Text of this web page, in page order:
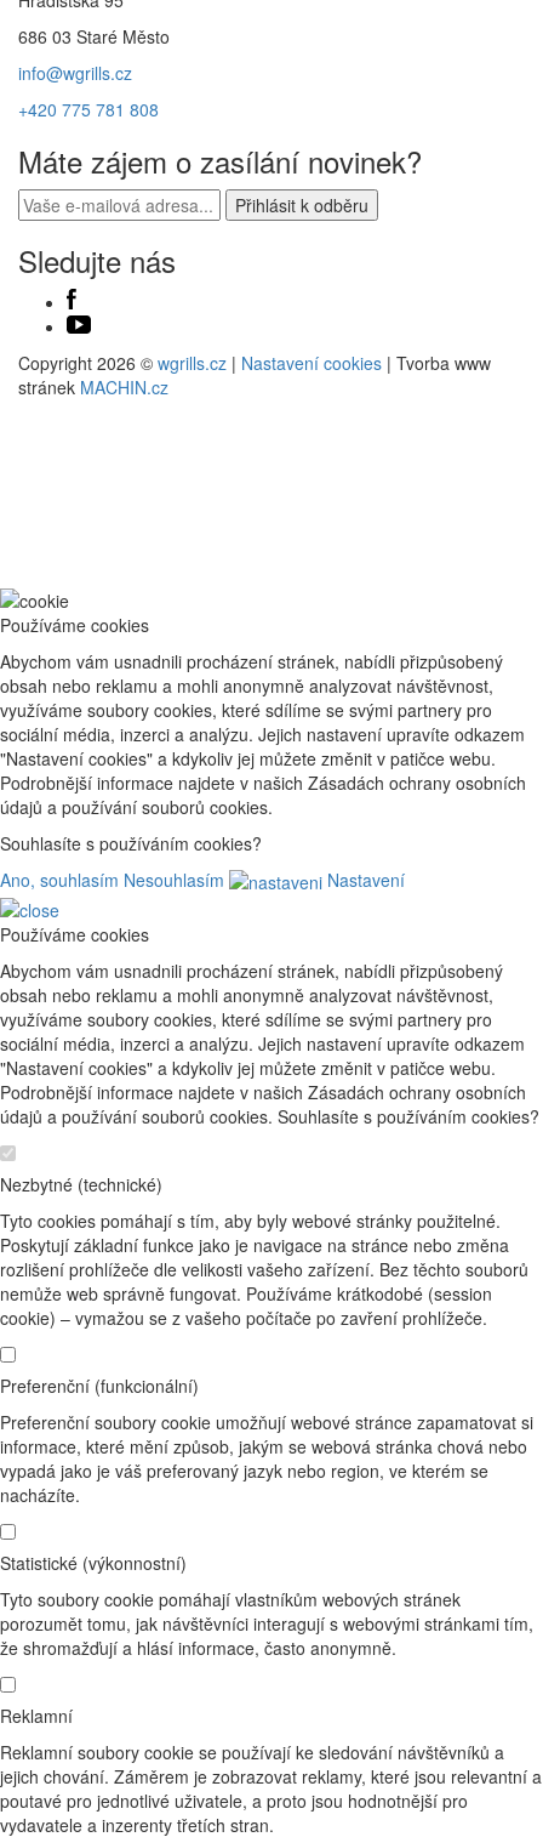
686 03 Staré Město
info@wgrills.cz
+420 775 781 808
Máte zájem o zasílání novinek?
Sledujte nás
Copyright 2026 © wgrills.cz | Nastavení cookies | Tvorba www
stránek MACHIN.cz
Používáme cookies
Abychom vám usnadnili procházení stránek, nabídli přizpůsobený
obsah nebo reklamu a mohli anonymně analyzovat návštěvnost,
využíváme soubory cookies, které sdílíme se svými partnery pro
sociální média, inzerci a analýzu. Jejich nastavení upravíte odkazem
"Nastavení cookies" a kdykoliv jej můžete změnit v patičce webu.
Podrobnější informace najdete v našich Zásadách ochrany osobních
údajů a používání souborů cookies.
Souhlasíte s používáním cookies?
Ano, souhlasím Nesouhlasím Nastavení
Používáme cookies
Abychom vám usnadnili procházení stránek, nabídli přizpůsobený
obsah nebo reklamu a mohli anonymně analyzovat návštěvnost,
využíváme soubory cookies, které sdílíme se svými partnery pro
sociální média, inzerci a analýzu. Jejich nastavení upravíte odkazem
"Nastavení cookies" a kdykoliv jej můžete změnit v patičce webu.
Podrobnější informace najdete v našich Zásadách ochrany osobních
údajů a používání souborů cookies. Souhlasíte s používáním cookies?
Nezbytné (technické)
Tyto cookies pomáhají s tím, aby byly webové stránky použitelné.
Poskytují základní funkce jako je navigace na stránce nebo změna
rozlišení prohlížeče dle velikosti vašeho zařízení. Bez těchto souborů
nemůže web správně fungovat. Používáme krátkodobé (session
cookie) – vymažou se z vašeho počítače po zavření prohlížeče.
Preferenční (funkcionální)
Preferenční soubory cookie umožňují webové stránce zapamatovat si
informace, které mění způsob, jakým se webová stránka chová nebo
vypadá jako je váš preferovaný jazyk nebo region, ve kterém se
nacházíte.
Statistické (výkonnostní)
Tyto soubory cookie pomáhají vlastníkům webových stránek
porozumět tomu, jak návštěvníci interagují s webovými stránkami tím,
že shromažďují a hlásí informace, často anonymně.
Reklamní
Reklamní soubory cookie se používají ke sledování návštěvníků a
jejich chování. Záměrem je zobrazovat reklamy, které jsou relevantní a
poutavé pro jednotlivé uživatele, a proto jsou hodnotnější pro
vydavatele a inzerenty třetích stran.